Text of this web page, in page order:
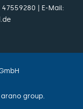
47559280 | E-Mail:
group.